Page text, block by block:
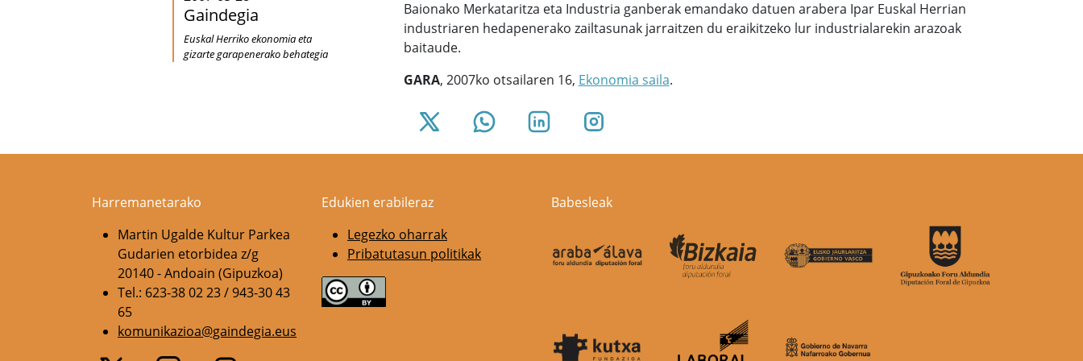
Gaindegia
Euskal Herriko ekonomia eta
gizarte garapenerako behategia
Baionako Merkataritza eta Industria ganberak emandako datuen arabera Ipar Euskal Herrian
industriaren hedapenerako zailtasunak jarraitzen du eraikitzeko lur industrialarekin arazoak
baitaude.
GARA, 2007ko otsailaren 16, Ekonomia saila.
Harremanetarako
Martin Ugalde Kultur Parkea
Gudarien etorbidea z/g
20140 - Andoain (Gipuzkoa)
Tel.: 623-38 02 23 / 943-30 43
65
komunikazioa@gaindegia.eus
Edukien erabileraz
Legezko oharrak
Pribatutasun politikak
Babesleak